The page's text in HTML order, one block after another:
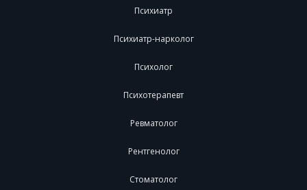
Психиатр
Психиатр-нарколог
Психолог
Психотерапевт
Ревматолог
Рентгенолог
Стоматолог